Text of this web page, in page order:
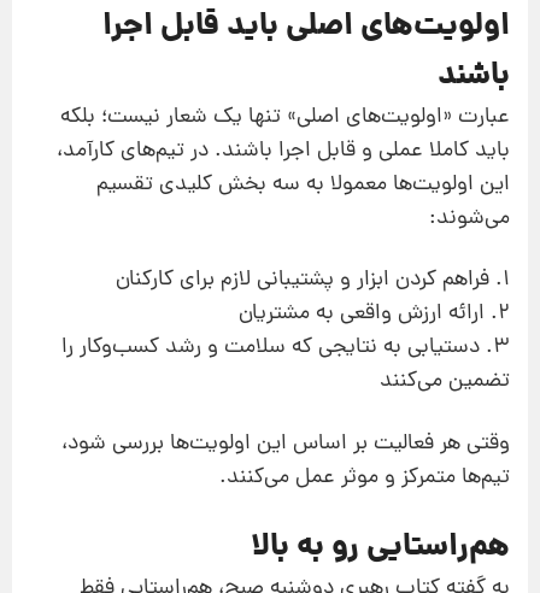
اولویت‌های اصلی باید قابل اجرا
باشند
عبارت «اولویت‌های اصلی» تنها یک شعار نیست؛ بلکه
باید کاملا عملی و قابل اجرا باشند. در تیم‌های کارآمد،
این اولویت‌ها معمولا به سه بخش کلیدی تقسیم
می‌شوند:
1. فراهم کردن ابزار و پشتیبانی لازم برای کارکنان
2. ارائه ارزش واقعی به مشتریان
3. دستیابی به نتایجی که سلامت و رشد کسب‌وکار را
تضمین می‌کنند
وقتی هر فعالیت بر اساس این اولویت‌ها بررسی شود،
تیم‌ها متمرکز و موثر عمل می‌کنند.
هم‌راستایی رو به بالا